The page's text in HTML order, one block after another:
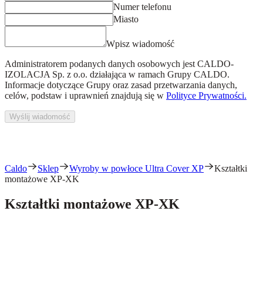
Numer telefonu
Miasto
Wpisz wiadomość
Administratorem podanych danych osobowych jest CALDO-
IZOLACJA Sp. z o.o. działająca w ramach Grupy CALDO.
Informacje dotyczące Grupy oraz zasad przetwarzania danych,
celów, podstaw i uprawnień znajdują się w Polityce Prywatności.
Wyślij wiadomość
Caldo Sklep Wyroby w powłoce Ultra Cover XP
Kształtki
montażowe XP-XK
Kształtki montażowe XP-XK